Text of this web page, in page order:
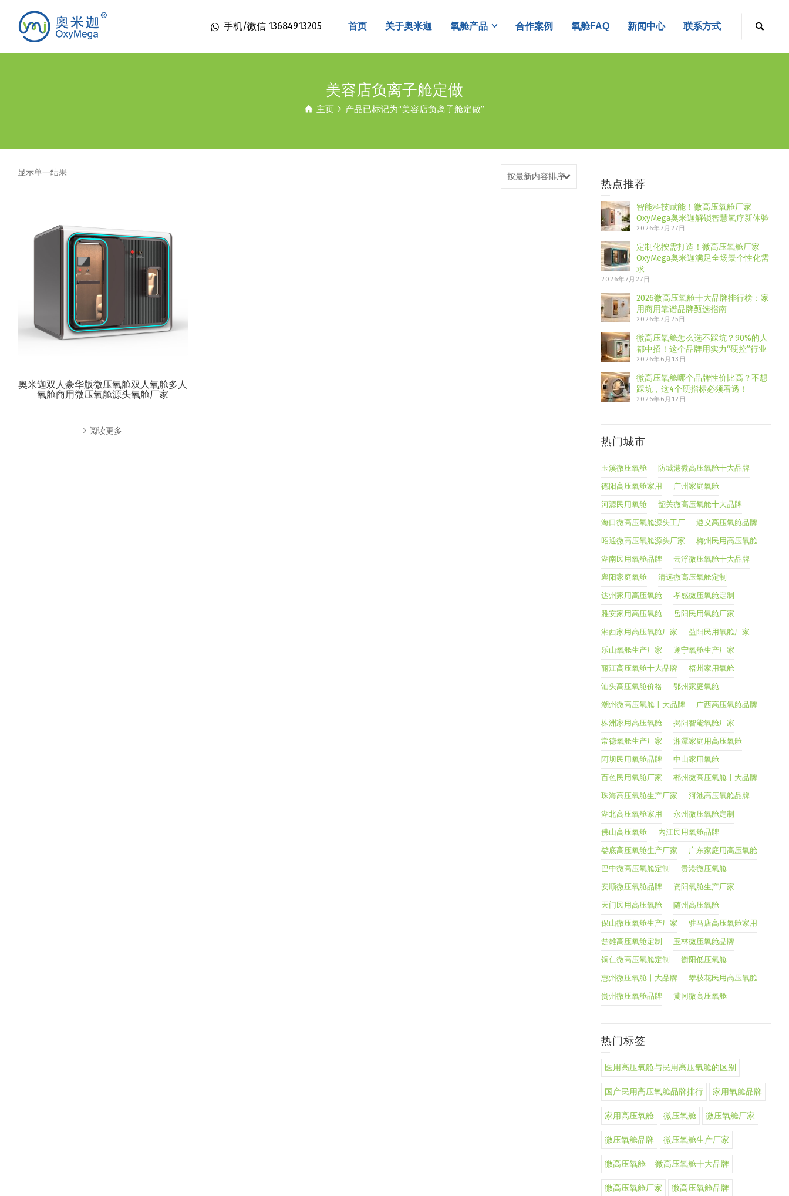
手机/微信 13684913205 首页 关于奥米迦 氧舱产品 合作案例 氧舱FAQ 新闻中心 联系方式
美容店负离子舱定做
主页 产品已标记为“美容店负离子舱定做”
显示单一结果 按最新内容排序
奥米迦双人豪华版微压氧舱双人氧舱多人
氧舱商用微压氧舱源头氧舱厂家
阅读更多
热点推荐
智能科技赋能！微高压氧舱厂家
OxyMega奥米迦解锁智慧氧疗新体验
2026年7月27日
定制化按需打造！微高压氧舱厂家
OxyMega奥米迦满足全场景个性化需
求
2026年7月27日
2026微高压氧舱十大品牌排行榜：家
用商用靠谱品牌甄选指南
2026年7月25日
微高压氧舱怎么选不踩坑？90%的人
都中招！这个品牌用实力“硬控”行业
2026年6月13日
微高压氧舱哪个品牌性价比高？不想
踩坑，这4个硬指标必须看透！
2026年6月12日
热门城市
玉溪微压氧舱 防城港微高压氧舱十大品牌
德阳高压氧舱家用 广州家庭氧舱
河源民用氧舱 韶关微高压氧舱十大品牌
海口微高压氧舱源头工厂 遵义高压氧舱品牌
昭通微高压氧舱源头厂家 梅州民用高压氧舱
湖南民用氧舱品牌 云浮微压氧舱十大品牌
襄阳家庭氧舱 清远微高压氧舱定制
达州家用高压氧舱 孝感微压氧舱定制
雅安家用高压氧舱 岳阳民用氧舱厂家
湘西家用高压氧舱厂家 益阳民用氧舱厂家
乐山氧舱生产厂家 遂宁氧舱生产厂家
丽江高压氧舱十大品牌 梧州家用氧舱
汕头高压氧舱价格 鄂州家庭氧舱
潮州微高压氧舱十大品牌 广西高压氧舱品牌
株洲家用高压氧舱 揭阳智能氧舱厂家
常德氧舱生产厂家 湘潭家庭用高压氧舱
阿坝民用氧舱品牌 中山家用氧舱
百色民用氧舱厂家 郴州微高压氧舱十大品牌
珠海高压氧舱生产厂家 河池高压氧舱品牌
湖北高压氧舱家用 永州微压氧舱定制
佛山高压氧舱 内江民用氧舱品牌
娄底高压氧舱生产厂家 广东家庭用高压氧舱
巴中微高压氧舱定制 贵港微压氧舱
安顺微压氧舱品牌 资阳氧舱生产厂家
天门民用高压氧舱 随州高压氧舱
保山微压氧舱生产厂家 驻马店高压氧舱家用
楚雄高压氧舱定制 玉林微压氧舱品牌
铜仁微高压氧舱定制 衡阳低压氧舱
惠州微压氧舱十大品牌 攀枝花民用高压氧舱
贵州微压氧舱品牌 黄冈微高压氧舱
热门标签
医用高压氧舱与民用高压氧舱的区别
国产民用高压氧舱品牌排行 家用氧舱品牌
家用高压氧舱 微压氧舱 微压氧舱厂家
微压氧舱品牌 微压氧舱生产厂家
微高压氧舱 微高压氧舱十大品牌
微高压氧舱厂家 微高压氧舱品牌